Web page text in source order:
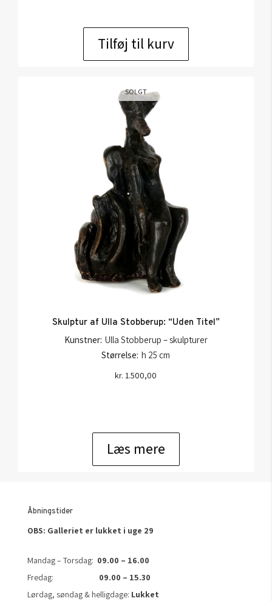
Tilføj til kurv
Skulptur af Ulla Stobberup: “Uden Titel”
Kunstner: Ulla Stobberup – skulpturer
Størrelse: h 25 cm
kr. 1.500,00
SOLGT
Læs mere
Åbningstider
OBS: Galleriet er lukket i uge 29
Mandag – Torsdag: 09.00 – 16.00
Fredag: 09.00 – 15.30
Lørdag, søndag & helligdage: Lukket